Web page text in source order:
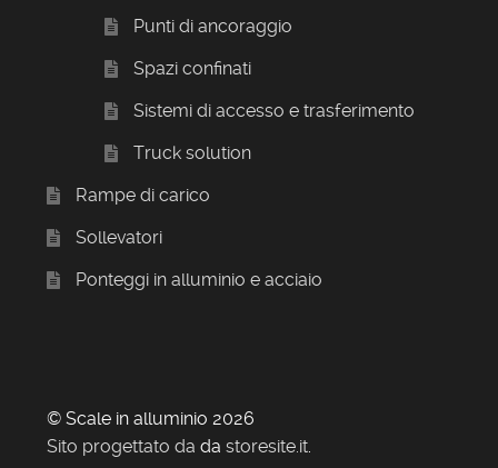
Punti di ancoraggio
Spazi confinati
Sistemi di accesso e trasferimento
Truck solution
Rampe di carico
Sollevatori
Ponteggi in alluminio e acciaio
© Scale in alluminio 2026
Sito progettato da da storesite.it.